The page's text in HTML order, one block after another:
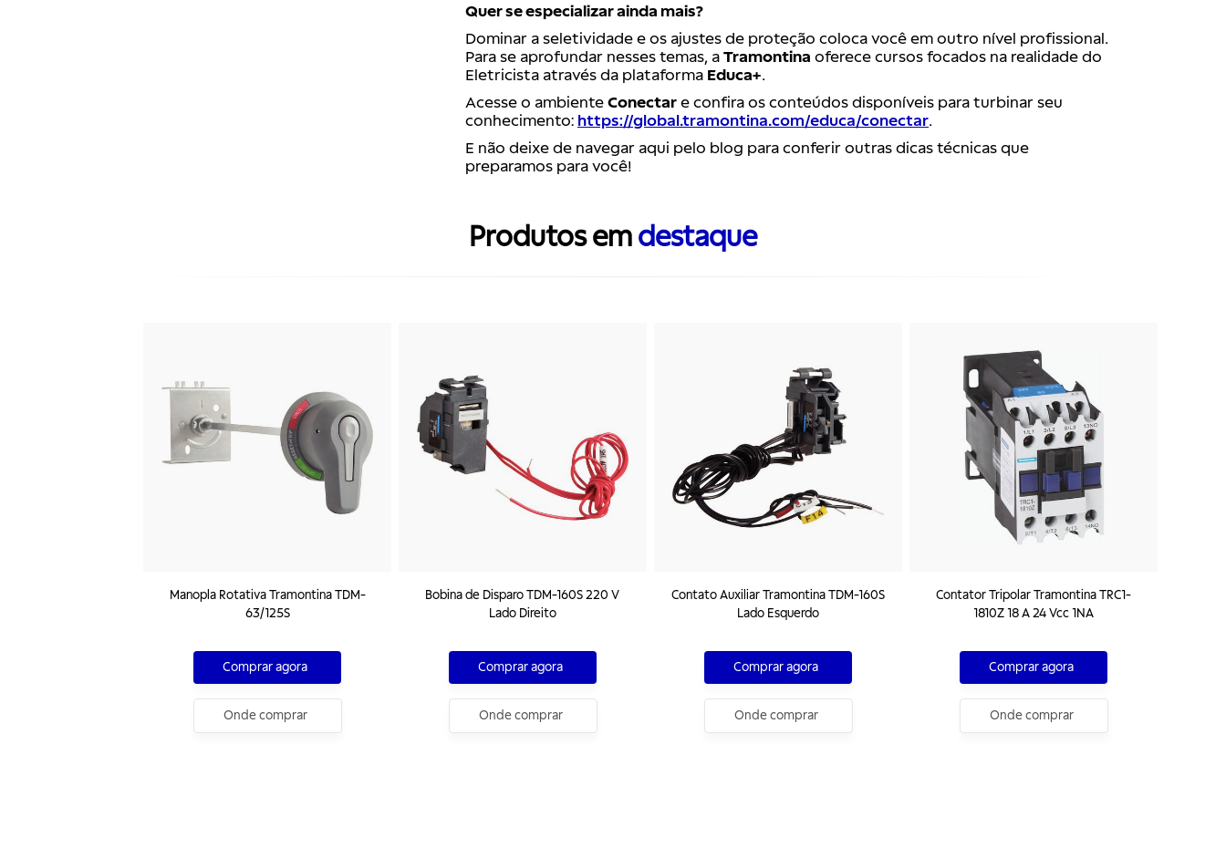
Quer se especializar ainda mais?
Dominar a seletividade e os ajustes de proteção coloca você em outro nível profissional.
Para se aprofundar nesses temas, a Tramontina oferece cursos focados na realidade do
Eletricista através da plataforma Educa+.
Acesse o ambiente Conectar e confira os conteúdos disponíveis para turbinar seu
conhecimento: https://global.tramontina.com/educa/conectar.
E não deixe de navegar aqui pelo blog para conferir outras dicas técnicas que
preparamos para você!
Produtos em destaque
Manopla Rotativa Tramontina TDM-
63/125S
Comprar agora
Onde comprar
Bobina de Disparo TDM-160S 220 V
Lado Direito
Comprar agora
Onde comprar
Contato Auxiliar Tramontina TDM-160S
Lado Esquerdo
Comprar agora
Onde comprar
Contator Tripolar Tramontina TRC1-
1810Z 18 A 24 Vcc 1NA
Comprar agora
Onde comprar